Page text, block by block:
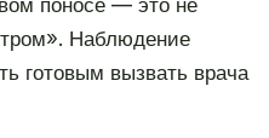
поносе — это не
Наблюдение
готовым вызвать врача